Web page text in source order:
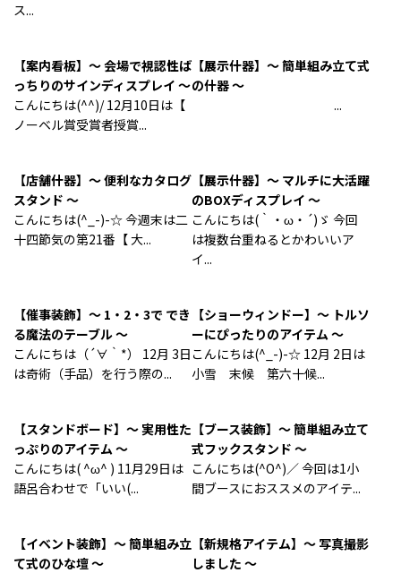
ス...
【案内看板】～ 会場で視認性ば
っちりのサインディスプレイ ～
こんにちは(^^)/ 12月10日は【
ノーベル賞受賞者授賞...
【展示什器】～ 簡単組み立て式
の什器 ～
...
【店舗什器】～ 便利なカタログ
スタンド ～
こんにちは(^_-)-☆ 今週末は二
十四節気の第21番【 大...
【展示什器】～ マルチに大活躍
のBOXディスプレイ ～
こんにちは(｀・ω・´)ゞ 今回
は複数台重ねるとかわいいア
イ...
【催事装飾】～ 1・2・3で でき
る魔法のテーブル ～
こんにちは（´∀｀*） 12月 3日
は奇術（手品）を行う際の...
【ショーウィンドー】～ トルソ
ーにぴったりのアイテム ～
こんにちは(^_-)-☆ 12月 2日は
小雪 末候 第六十候...
【スタンドボード】～ 実用性た
っぷりのアイテム ～
こんにちは( ^ω^ ) 11月29日は
語呂合わせで「いい(...
【ブース装飾】～ 簡単組み立て
式フックスタンド ～
こんにちは(^O^)／ 今回は1小
間ブースにおススメのアイテ...
【イベント装飾】～ 簡単組み立
て式のひな壇 ～
【新規格アイテム】～ 写真撮影
しました ～